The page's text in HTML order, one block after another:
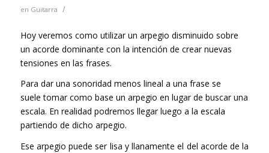
en Guitarra /
Hoy veremos como utilizar un arpegio disminuido sobre
un acorde dominante con la intención de crear nuevas
tensiones en las frases.
Para dar una sonoridad menos lineal a una frase se
suele tomar como base un arpegio en lugar de buscar una
escala. En realidad podremos llegar luego a la escala
partiendo de dicho arpegio.
Ese arpegio puede ser lisa y llanamente el del acorde de la